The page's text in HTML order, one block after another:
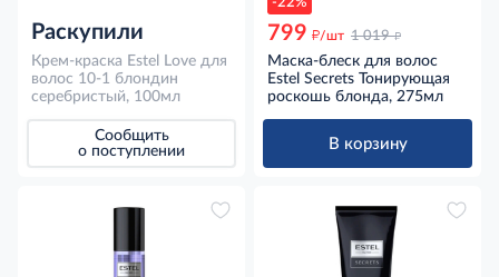
Раскупили
Крем-краска Estel Love для
волос 10-1 блондин
серебристый, 100мл
Сообщить
о поступлении
-22%
799 д/шт 1 019 д
Маска-блеск для волос
Estel Secrets Тонирующая
роскошь блонда, 275мл
В корзину